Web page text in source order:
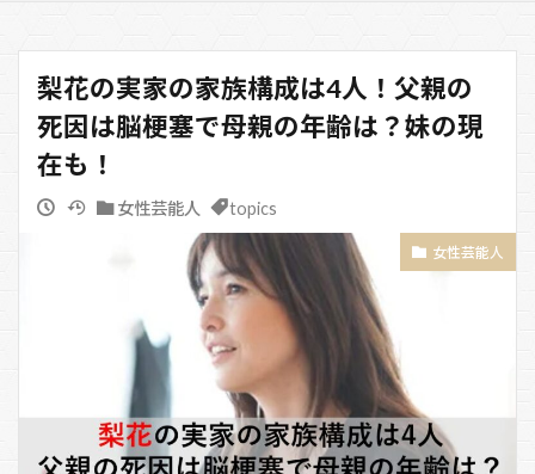
梨花の実家の家族構成は4人！父親の
死因は脳梗塞で母親の年齢は？妹の現
在も！
女性芸能人 topics
女性芸能人